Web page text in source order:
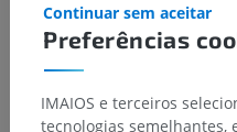
Preferências
Continuar sem aceitar
IMAIOS e terceiros
tecnologias